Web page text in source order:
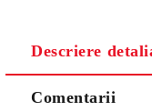
Descriere
Comentarii